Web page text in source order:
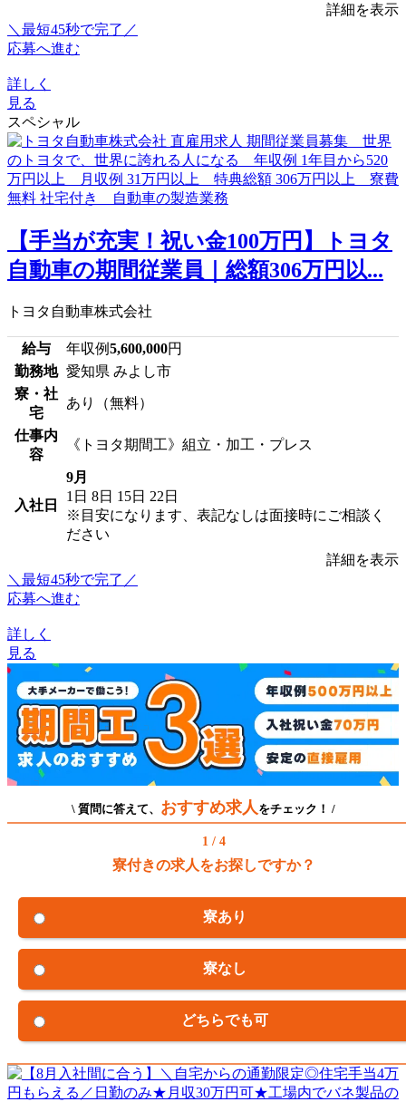
詳細を表示
＼最短45秒で完了／
応募へ進む
詳しく
見る
スペシャル
【手当が充実！祝い金100万円】トヨタ
自動車の期間従業員｜総額306万円以...
トヨタ自動車株式会社
給与 年収例5,600,000円
勤務地 愛知県 みよし市
寮・社
宅
あり（無料）
仕事内
容
《トヨタ期間工》組立・加工・プレス
入社日
9月
1日 8日 15日 22日
※目安になります、表記なしは面接時にご相談く
ださい
詳細を表示
＼最短45秒で完了／
応募へ進む
詳しく
見る
\ 質問に答えて、 おすすめ求人 をチェック！ /
1 / 4
寮付きの求人をお探しですか？
寮あり
寮なし
どちらでも可